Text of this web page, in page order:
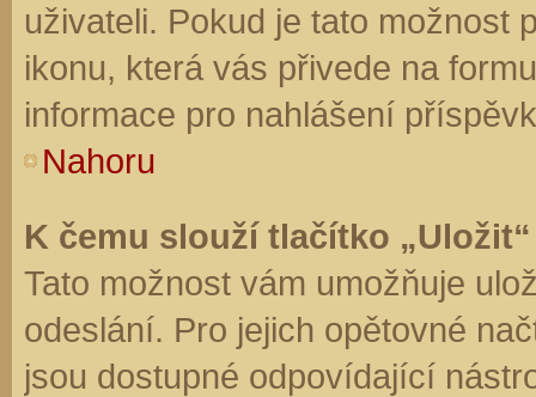
uživateli. Pokud je tato možnost
ikonu, která vás přivede na
informace pro nahlášení
Nahoru
K čemu slouží tlačítko
Tato možnost vám umožňuje
odeslání. Pro jejich opětovné
jsou dostupné odpovídající